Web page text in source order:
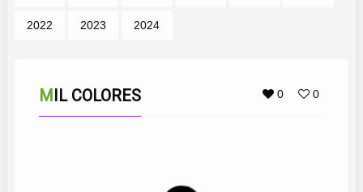
2022 2023 2024
0 0
MIL COLORES